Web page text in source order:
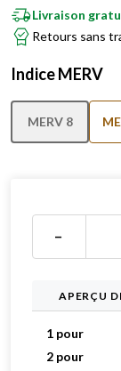
Livraison
Retours sans
Indice MERV
MERV 8
−
APERÇU
1 pour
2 pour